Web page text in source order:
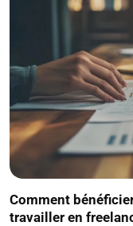
Comment
travailler en